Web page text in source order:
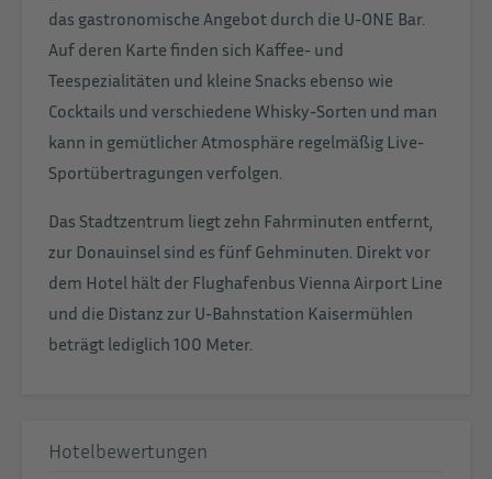
das gastronomische Angebot durch die U-ONE Bar.
Auf deren Karte finden sich Kaffee- und
Teespezialitäten und kleine Snacks ebenso wie
Cocktails und verschiedene Whisky-Sorten und man
kann in gemütlicher Atmosphäre regelmäßig Live-
Sportübertragungen verfolgen.
Das Stadtzentrum liegt zehn Fahrminuten entfernt,
zur Donauinsel sind es fünf Gehminuten. Direkt vor
dem Hotel hält der Flughafenbus Vienna Airport Line
und die Distanz zur U-Bahnstation Kaisermühlen
beträgt lediglich 100 Meter.
Hotelbewertungen